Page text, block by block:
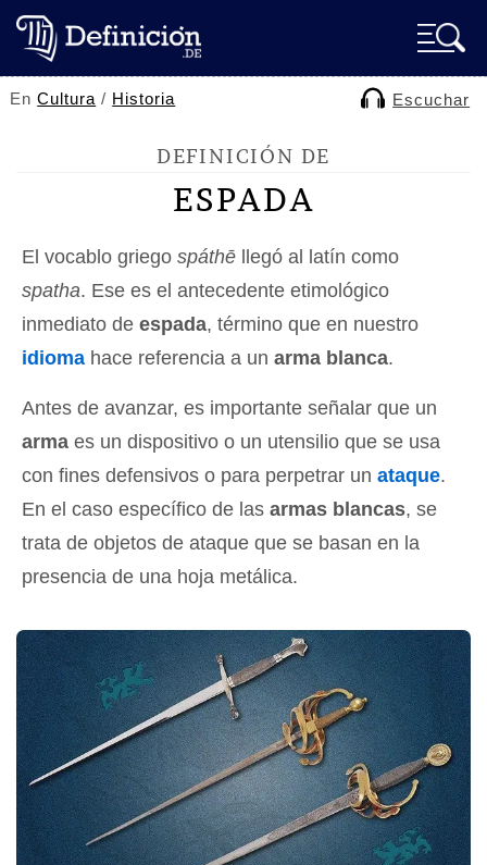
EnCultura / Historia Escuchar
DEFINICIÓN DE
ESPADA
El vocablo griego spáthē llegó al latín como
spatha. Ese es el antecedente etimológico
inmediato de espada, término que en nuestro
idioma hace referencia a un arma blanca.
Antes de avanzar, es importante señalar que un
arma es un dispositivo o un utensilio que se usa
con fines defensivos o para perpetrar un ataque.
En el caso específico de las armas blancas, se
trata de objetos de ataque que se basan en la
presencia de una hoja metálica.